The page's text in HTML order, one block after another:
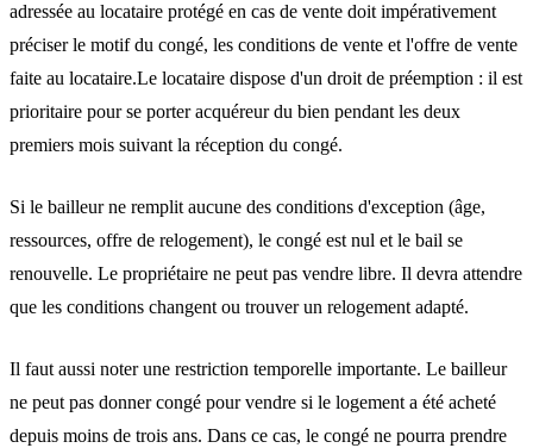
adressée au locataire protégé en cas de vente doit impérativement
préciser le motif du congé, les conditions de vente et l'offre de vente
faite au locataire.Le locataire dispose d'un droit de préemption : il est
prioritaire pour se porter acquéreur du bien pendant les deux
premiers mois suivant la réception du congé.
Si le bailleur ne remplit aucune des conditions d'exception (âge,
ressources, offre de relogement), le congé est nul et le bail se
renouvelle. Le propriétaire ne peut pas vendre libre. Il devra attendre
que les conditions changent ou trouver un relogement adapté.
Il faut aussi noter une restriction temporelle importante. Le bailleur
ne peut pas donner congé pour vendre si le logement a été acheté
depuis moins de trois ans. Dans ce cas, le congé ne pourra prendre